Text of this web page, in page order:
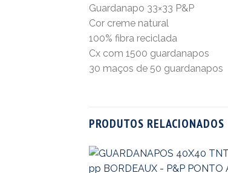
Guardanapo 33×33 P&P
Cor creme natural
100% fibra reciclada
Cx com 1500 guardanapos
30 maços de 50 guardanapos
PRODUTOS RELACIONADOS